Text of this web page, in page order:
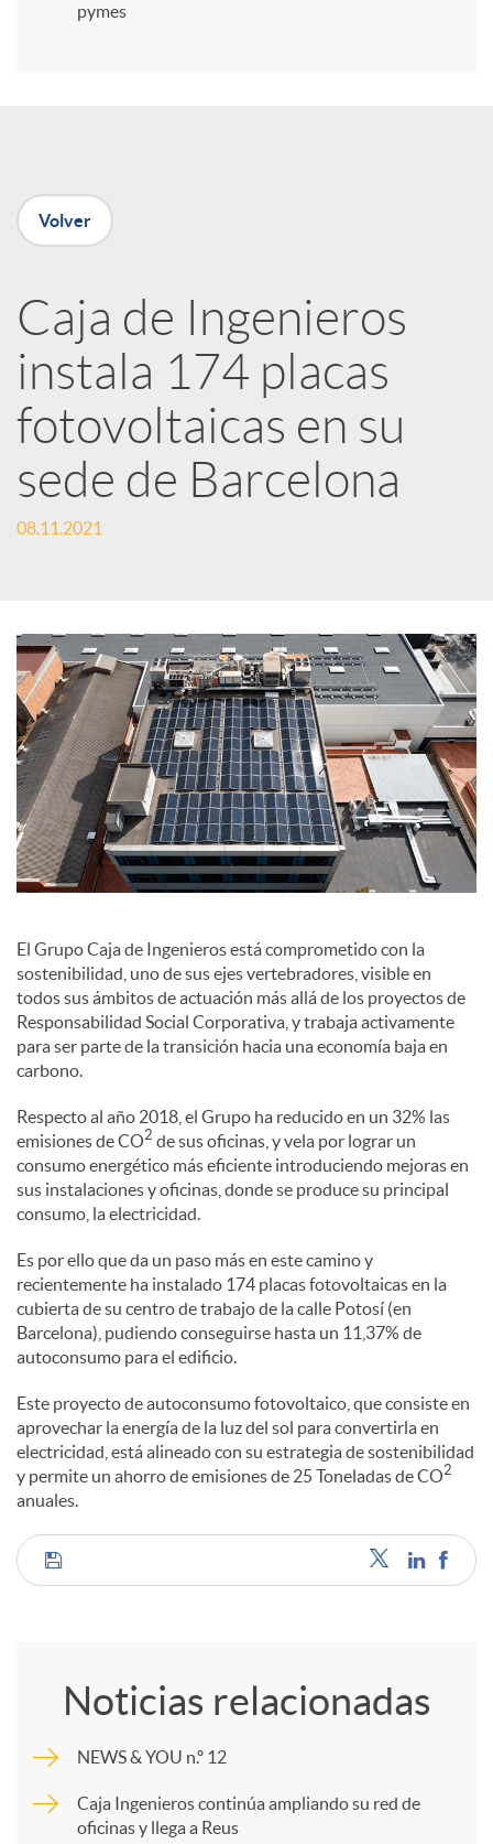
n
R
e
d
e
S
o
c
i
a
l
e
s
pymes
Volver
Caja de Ingenieros
instala 174 placas
fotovoltaicas en su
sede de Barcelona
08.11.2021
El Grupo Caja de Ingenieros está comprometido con la
sostenibilidad, uno de sus ejes vertebradores, visible en
todos sus ámbitos de actuación más allá de los proyectos de
Responsabilidad Social Corporativa, y trabaja activamente
para ser parte de la transición hacia una economía baja en
carbono.
Respecto al año 2018, el Grupo ha reducido en un 32% las
emisiones de CO2 de sus oficinas, y vela por lograr un
consumo energético más eficiente introduciendo mejoras en
sus instalaciones y oficinas, donde se produce su principal
consumo, la electricidad.
Es por ello que da un paso más en este camino y
recientemente ha instalado 174 placas fotovoltaicas en la
cubierta de su centro de trabajo de la calle Potosí (en
Barcelona), pudiendo conseguirse hasta un 11,37% de
autoconsumo para el edificio.
Este proyecto de autoconsumo fotovoltaico, que consiste en
aprovechar la energía de la luz del sol para convertirla en
electricidad, está alineado con su estrategia de sostenibilidad
y permite un ahorro de emisiones de 25 Toneladas de CO2
anuales.
C
p
Noticias relacionadas
NEWS & YOU n.º 12
Caja Ingenieros continúa ampliando su red de
oficinas y llega a Reus